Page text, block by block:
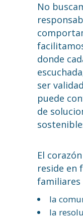
No
donde
ser
puede
de
El
reside en
familiares
la
la